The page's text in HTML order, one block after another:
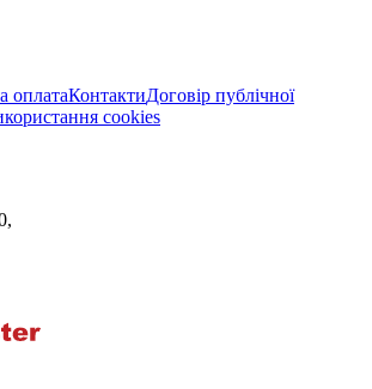
оплатаКонтактиДоговір публічної
cookies